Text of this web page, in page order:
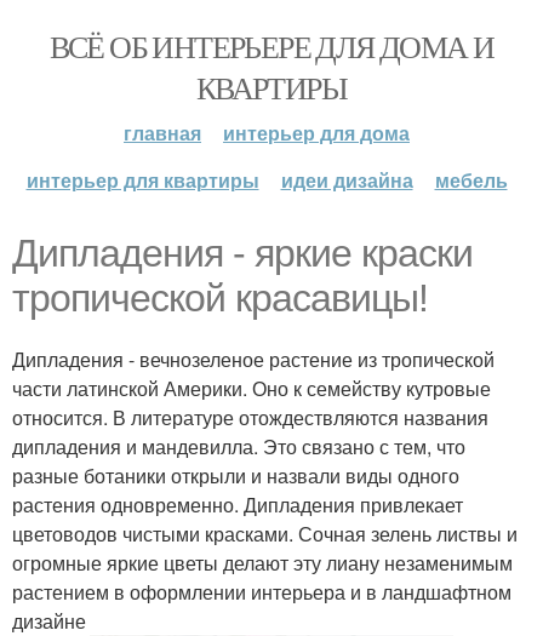
ВСЁ ОБ ИНТЕРЬЕРЕ ДЛЯ ДОМА И
КВАРТИРЫ
главная
интерьер для дома
интерьер для квартиры
идеи дизайна мебель
Дипладения - яркие краски
тропической красавицы!
Дипладения - вечнозеленое растение из тропической
части латинской Америки. Оно к семейству кутровые
относится. В литературе отождествляются названия
дипладения и мандевилла. Это связано с тем, что
разные ботаники открыли и назвали виды одного
растения одновременно. Дипладения привлекает
цветоводов чистыми красками. Сочная зелень листвы и
огромные яркие цветы делают эту лиану незаменимым
растением в оформлении интерьера и в ландшафтном
дизайне